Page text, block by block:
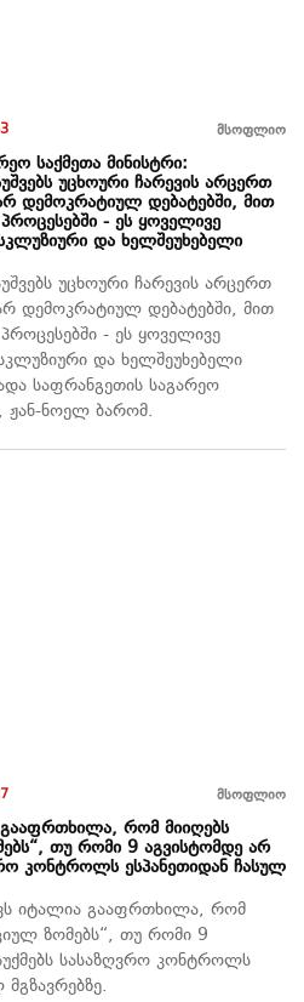
მსოფლიო
საქმეთა მინისტრი:
უცხოური ჩარევის არცერთ
დემოკრატიულ დებატებში, მით
- ეს ყოველივე
და ხელშეუხებელი
უცხოური ჩარევის არცერთ
დემოკრატიულ დებატებში, მით
- ეს ყოველივე
და ხელშეუხებელი
საფრანგეთის საგარეო
ჟან-ნოელ ბარომ.
მსოფლიო
გააფრთხილა, რომ მიიღებს
თუ რომი 9 აგვისტომდე არ
კონტროლს ესპანეთიდან ჩასულ
იტალია გააფრთხილა, რომ
ზომებს“, თუ რომი 9
სასაზღვრო კონტროლს